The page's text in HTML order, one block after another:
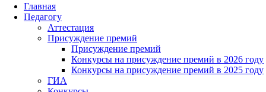
Главная
Педагогу
Аттестация
Присуждение премий
Присуждение премий
Конкурсы на присуждение премий в 2026 году
Конкурсы на присуждение премий в 2025 году
ГИА